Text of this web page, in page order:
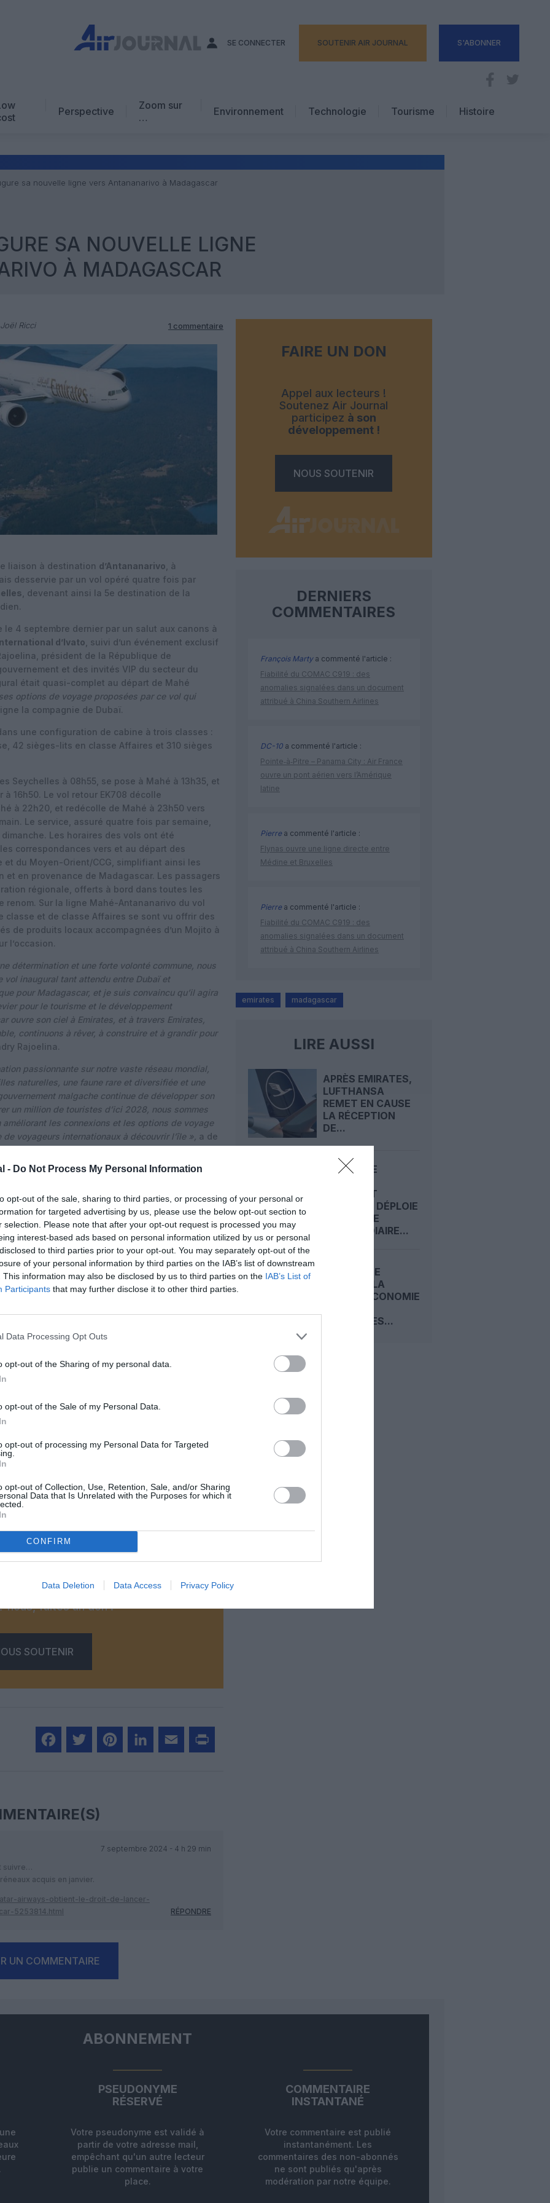
- Do Not Process My Personal Information
opt-out of the sale, sharing to third parties, or processing of your personal or
for targeted advertising by us, please use the below opt-out section to
selection. Please note that after your opt-out request is processed you may
interest-based ads based on personal information utilized by us or personal
to third parties prior to your opt-out. You may separately opt-out of the
of your personal information by third parties on the IAB’s list of downstream
This information may also be disclosed by us to third parties on the IAB’s List of
Participants that may further disclose it to other third parties.
Data Processing Opt Outs
opt-out of the Sharing of my personal data.
opt-out of the Sale of my Personal Data.
opt-out of processing my Personal Data for Targeted
opt-out of Collection, Use, Retention, Sale, and/or Sharing
Data that Is Unrelated with the Purposes for which it
CONFIRM
Data Deletion Data Access Privacy Policy
SE CONNECTER SOUTENIR AIR JOURNAL S'ABONNER
Perspective
Zoom sur
…
Avis d’expert
Environnement Technologie
Tourisme
Hôtellerie
Histoire
sa nouvelle ligne vers Antananarivo à Madagascar
SA NOUVELLE LIGNE
À MADAGASCAR
Ricci 1 commentaire
liaison à destination d’Antananarivo , à
desservie par un vol opéré quatre fois par
, devenant ainsi la 5e destination de la
le 4 septembre dernier par un salut aux canons à
d’Ivato , suivi d’un événement exclusif
président de la République de
et des invités VIP du secteur du
était quasi-complet au départ de Mahé
options de voyage proposées par ce vol qui
la compagnie de Dubaï.
une configuration de cabine à trois classes :
42 sièges-lits en classe Affaires et 310 sièges
Seychelles à 08h55, se pose à Mahé à 13h35, et
16h50. Le vol retour EK708 décolle
à 22h20, et redécolle de Mahé à 23h50 vers
Le service, assuré quatre fois par semaine,
Les horaires des vols ont été
correspondances vers et au départ des
et du Moyen-Orient/CCG, simplifiant ainsi les
en provenance de Madagascar. Les passagers
régionale, offerts à bord dans toutes les
Sur la ligne Mahé-Antananarivo du vol
classe et de classe Affaires se sont vu offrir des
de produits locaux accompagnées d’un Mojito à
l’occasion.
détermination et une forte volonté commune, nous
vol inaugural tant attendu entre Dubaï et
pour Madagascar, et je suis convaincu qu’il agira
pour le tourisme et le développement
ouvre son ciel à Emirates, et à travers Emirates,
continuons à rêver, à construire et à grandir pour
Rajoelina.
passionnante sur notre vaste réseau mondial,
naturelles, une faune rare et diversifiée et une
malgache continue de développer son
un million de touristes d’ici 2028, nous sommes
les connexions et les options de voyage
voyageurs internationaux à découvrir l’île », a de
délégué et directeur commercial d’Emirates.
une connectivité avec plus de140 destinations
stratégie du ministère du Tourisme visant à
découvrir aux voyageurs internationaux les
l’île.
apprécié l’article ?
nous, faites un don !
SOUTENIR
7 septembre 2024 - 4 h 29 min
suivre…
acquis en janvier.
airways-obtient-le-droit-de-lancer-
5253814.html
RÉPONDRE
UN COMMENTAIRE
FAIRE UN DON
Appel aux lecteurs !
Soutenez Air Journal
participez à son
développement !
NOUS SOUTENIR
DERNIERS
COMMENTAIRES
François Martya commenté l'article :
Fiabilité du COMAC C919 : des
anomalies signalées dans un document
attribué à China Southern Airlines
DC-10 a commenté l'article :
Pointe‑à‑Pitre – Panama City : Air France
ouvre un pont aérien vers l’Amérique
latine
Pierrea commenté l'article :
Flynas ouvre une ligne directe entre
Médine et Bruxelles
Pierrea commenté l'article :
Fiabilité du COMAC C919 : des
anomalies signalées dans un document
attribué à China Southern Airlines
emirates madagascar
LIRE AUSSI
APRÈS EMIRATES,
LUFTHANSA
REMET EN CAUSE
LA RÉCEPTION
DE...
ECONOMIE
COMMENT
EMIRATES DÉPLOIE
SA CLASSE
INTERMÉDIAIRE...
CARNET DE
VOYAGE : LA
CLASSE ECONOMIE
D’EMIRATES...
ABONNEMENT
PSEUDONYME
RÉSERVÉ
Votre pseudonyme est validé à
partir de votre adresse mail,
empêchant qu'un autre lecteur
publie un commentaire à votre
place.
COMMENTAIRE
INSTANTANÉ
Votre commentaire est publié
instantanément. Les
commentaires des non-abonnés
ne sont publiés qu'après
modération par notre équipe.